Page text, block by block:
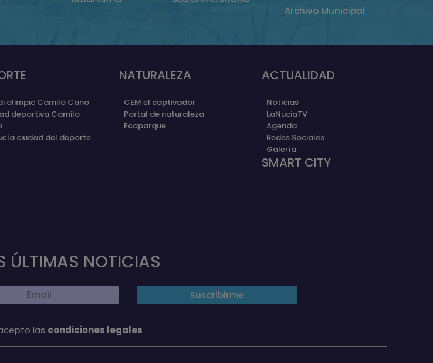
Archivo Municipal
olimpic Camilo Cano
deportiva Camilo
ciudad del deporte
NATURALEZA
CEM el captivador
Portal de naturaleza
Ecoparque
ACTUALIDAD
Noticias
LaNuciaTV
Agenda
Redes Sociales
Galería
SMART CITY
ÚLTIMAS NOTICIAS
las condiciones legales